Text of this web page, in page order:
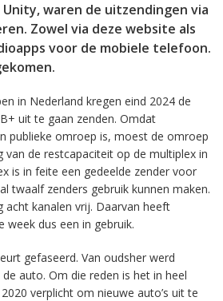
waren de uitzendingen via
Zowel via deze website als
voor de mobiele telefoon.
in Nederland kregen eind 2024 de
uit te gaan zenden. Omdat
publieke omroep is, moest de omroep
van de restcapaciteit op de multiplex in
is in feite een gedeelde zender voor
twaalf zenders gebruik kunnen maken.
acht kanalen vrij. Daarvan heeft
week dus een in gebruik.
gefaseerd. Van oudsher werd
auto. Om die reden is het in heel
verplicht om nieuwe auto’s uit te